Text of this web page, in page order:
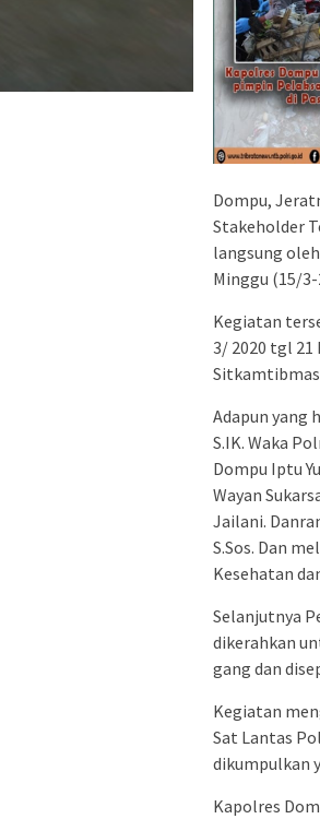
Dompu,
Stakeholder
langsung
Minggu (15/3-
Kegiatan
3/ 2020 tgl 21
Sitkamtibmas
Adapun yang
S.IK. Waka
Dompu Iptu
Wayan
Jailani.
S.Sos. Dan
Kesehatan
Selanjutnya
dikerahkan
gang dan
Kegiatan
Sat Lantas
dikumpulkan
Kapolres